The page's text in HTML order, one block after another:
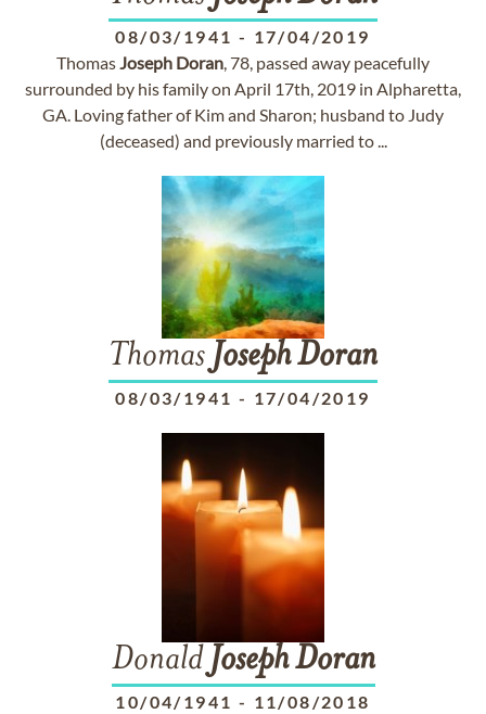
08/03/1941 - 17/04/2019
ThomasJoseph Doran, 78, passed away peacefully
surrounded by his family on April 17th, 2019 in Alpharetta,
GA. Loving father of Kim and Sharon; husband to Judy
(deceased) and previously married to ...
Thomas JosephDoran
08/03/1941 - 17/04/2019
Donald Joseph Doran
10/04/1941 - 11/08/2018